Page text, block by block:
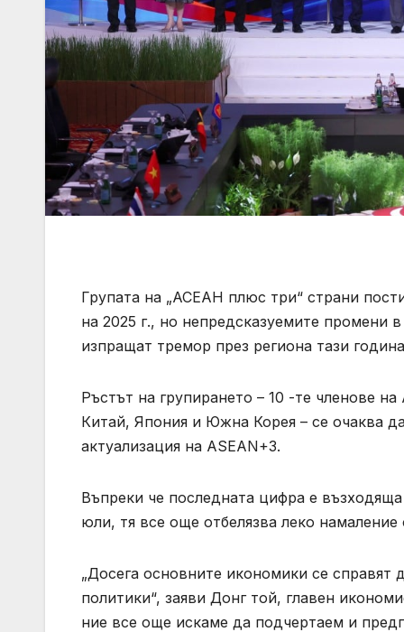
Групата на „АСЕАН плюс три“ страни
на 2025 г., но непредсказуемите промени
изпращат тремор през региона тази
Ръстът на групирането – 10 -те членове
Китай, Япония и Южна Корея – се очаква
актуализация на ASEAN+3.
Въпреки че последната цифра е
юли, тя все още отбелязва леко
„Досега основните икономики се справят
политики“, заяви Донг той, главен
ние все още искаме да подчертаем и